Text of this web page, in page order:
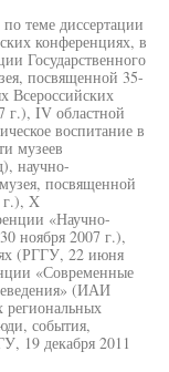
теме диссертации
конференциях, в
Государственного
посвященной 35-
Всероссийских
г.), IV областной
воспитание в
музеев
научно-
посвященной
г.), X
«Научно-
ноября 2007 г.),
(РГГУ, 22 июня
«Современные
(ИАИ
события,
19 декабря 2011